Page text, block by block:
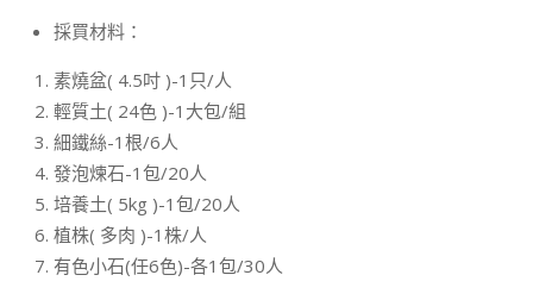
採買材料：
素燒盆( 4.5吋 )-1只/人
輕質土( 24色 )-1大包/組
細鐵絲-1根/6人
發泡煉石-1包/20人
培養土( 5kg )-1包/20人
植株( 多肉 )-1株/人
有色小石(任6色)-各1包/30人